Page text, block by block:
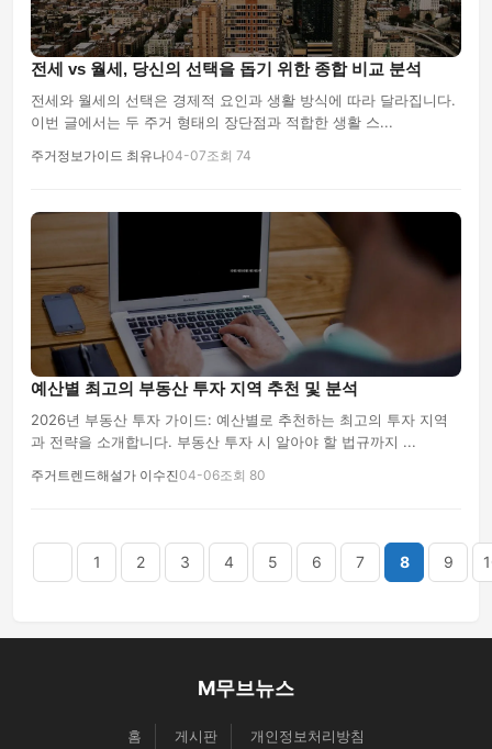
전세 vs 월세, 당신의 선택을 돕기 위한 종합 비교 분석
전세와 월세의 선택은 경제적 요인과 생활 방식에 따라 달라집니다.
이번 글에서는 두 주거 형태의 장단점과 적합한 생활 스...
주거정보가이드 최유나04-07조회 74
예산별 최고의 부동산 투자 지역 추천 및 분석
2026년 부동산 투자 가이드: 예산별로 추천하는 최고의 투자 지역
과 전략을 소개합니다. 부동산 투자 시 알아야 할 법규까지 ...
주거트렌드해설가 이수진04-06조회 80
1 2 3 4 5 6 7 8 9
M무브뉴스
홈 게시판 개인정보처리방침